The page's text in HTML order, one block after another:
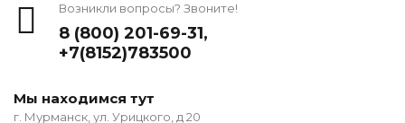
Возникли вопросы? Звоните!
8 (800) 201-69-31,
+7(8152)783500
Мы находимся тут
г. Мурманск, ул. Урицкого, д 20